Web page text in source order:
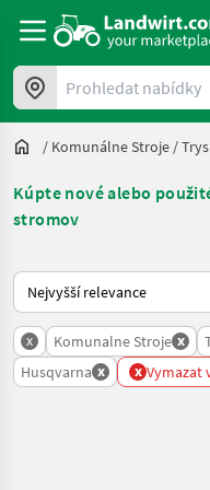
Prohledat nabídky
/ Komunálne Stroje /
Kúpte nové alebo
stromov
Takto se řadí nabídky na
x Komunalne Stroje x
Husqvarna x x Vymazat